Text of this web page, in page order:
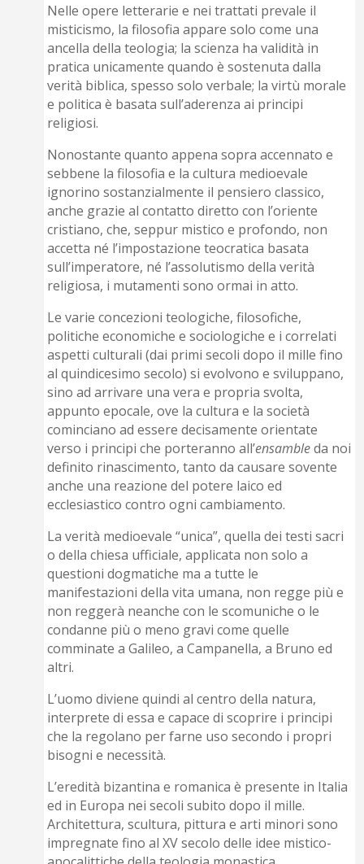
Nelle opere letterarie e nei trattati prevale il
misticismo, la filosofia appare solo come una
ancella della teologia; la scienza ha validità in
pratica unicamente quando è sostenuta dalla
verità biblica, spesso solo verbale; la virtù morale
e politica è basata sull’aderenza ai principi
religiosi.
Nonostante quanto appena sopra accennato e
sebbene la filosofia e la cultura medioevale
ignorino sostanzialmente il pensiero classico,
anche grazie al contatto diretto con l’oriente
cristiano, che, seppur mistico e profondo, non
accetta né l’impostazione teocratica basata
sull’imperatore, né l’assolutismo della verità
religiosa, i mutamenti sono ormai in atto.
Le varie concezioni teologiche, filosofiche,
politiche economiche e sociologiche e i correlati
aspetti culturali (dai primi secoli dopo il mille fino
al quindicesimo secolo) si evolvono e sviluppano,
sino ad arrivare una vera e propria svolta,
appunto epocale, ove la cultura e la società
cominciano ad essere decisamente orientate
verso i principi che porteranno all’ensambleda noi
definito rinascimento, tanto da causare sovente
anche una reazione del potere laico ed
ecclesiastico contro ogni cambiamento.
La verità medioevale “unica”, quella dei testi sacri
o della chiesa ufficiale, applicata non solo a
questioni dogmatiche ma a tutte le
manifestazioni della vita umana, non regge più e
non reggerà neanche con le scomuniche o le
condanne più o meno gravi come quelle
comminate a Galileo, a Campanella, a Bruno ed
altri.
L’uomo diviene quindi al centro della natura,
interprete di essa e capace di scoprire i principi
che la regolano per farne uso secondo i propri
bisogni e necessità.
L’eredità bizantina e romanica è presente in Italia
ed in Europa nei secoli subito dopo il mille.
Architettura, scultura, pittura e arti minori sono
impregnate fino al XV secolo delle idee mistico-